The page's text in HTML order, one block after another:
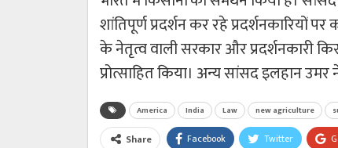
शांतिपूर्ण प्रदर्शन कर रहे प्रदर्शनकारियों
के नेतृत्व वाली सरकार और प्रदर्शनकारी
प्रोत्साहित किया। अन्य सांसद इलहान उमर
America India Law new agriculture
Share Facebook Twitter